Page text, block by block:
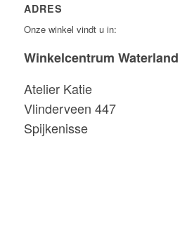
ADRES
Onze winkel vindt u in:
Winkelcentrum Waterland
Atelier Katie
Vlinderveen 447
Spijkenisse